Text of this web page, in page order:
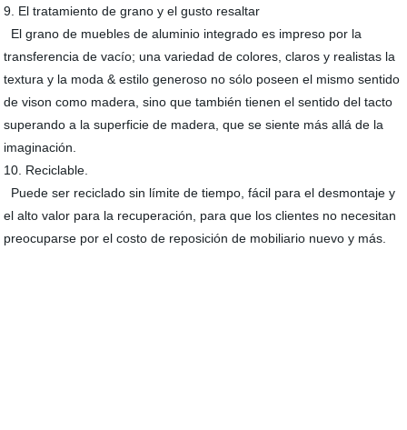
9. El tratamiento de grano y el gusto resaltar
El grano de muebles de aluminio integrado es impreso por la
transferencia de vacío; una variedad de colores, claros y realistas la
textura y la moda & estilo generoso no sólo poseen el mismo sentido
de vison como madera, sino que también tienen el sentido del tacto
superando a la superficie de madera, que se siente más allá de la
imaginación.
10. Reciclable.
Puede ser reciclado sin límite de tiempo, fácil para el desmontaje y
el alto valor para la recuperación, para que los clientes no necesitan
preocuparse por el costo de reposición de mobiliario nuevo y más.